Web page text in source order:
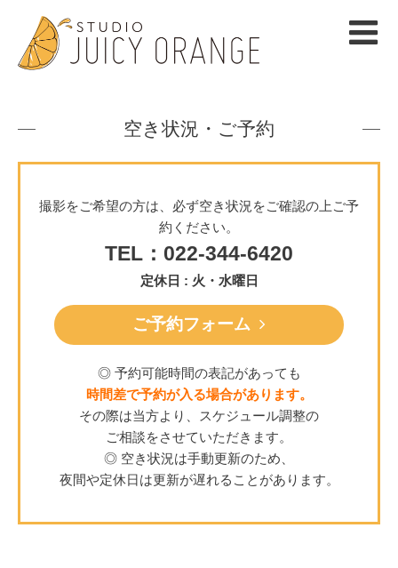
空き状況・ご予約
撮影をご希望の方は、必ず空き状況をご確認の上ご予
約ください。
TEL：022-344-6420
定休日 : 火・水曜日
ご予約フォーム
◎ 予約可能時間の表記があっても
時間差で予約が入る場合があります。
その際は当方より、スケジュール調整の
ご相談をさせていただきます。
◎ 空き状況は手動更新のため、
夜間や定休日は更新が遅れることがあります。